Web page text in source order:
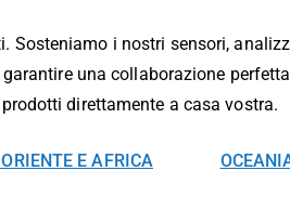
Sosteniamo i nostri sensori,
una collaborazione
direttamente a casa vostra.
E AFRICA